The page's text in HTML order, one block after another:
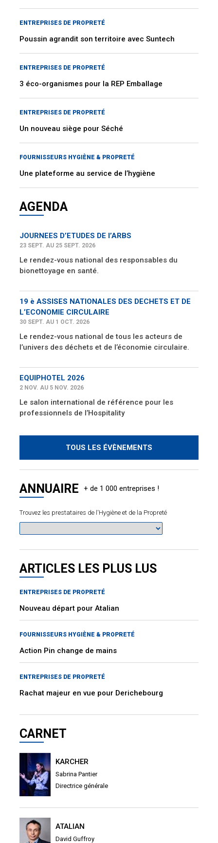
ENTREPRISES DE PROPRETÉ
Poussin agrandit son territoire avec Suntech
ENTREPRISES DE PROPRETÉ
3 éco-organismes pour la REP Emballage
ENTREPRISES DE PROPRETÉ
Un nouveau siège pour Séché
FOURNISSEURS HYGIÈNE & PROPRETÉ
Une plateforme au service de l’hygiène
AGENDA
JOURNEES D’ETUDES DE l’ARBS
23 SEPT. AU 25 SEPT. 2026
Le rendez-vous national des responsables du
bionettoyage en santé.
19 è ASSISES NATIONALES DES DECHETS ET DE
L’ECONOMIE CIRCULAIRE
30 SEPT. AU 1 OCT. 2026
Le rendez-vous national de tous les acteurs de
l’univers des déchets et de l’économie circulaire.
EQUIPHOTEL 2026
2 NOV. AU 5 NOV. 2026
Le salon international de référence pour les
professionnels de l’Hospitality
TOUS LES ÉVÈNEMENTS
ANNUAIRE
Trouvez les prestataires de l'Hygiène et de la Propreté
ARTICLES LES PLUS LUS
ENTREPRISES DE PROPRETÉ
Nouveau départ pour Atalian
FOURNISSEURS HYGIÈNE & PROPRETÉ
Action Pin change de mains
ENTREPRISES DE PROPRETÉ
Rachat majeur en vue pour Derichebourg
CARNET
KARCHER
Sabrina Pantier
Directrice générale
ATALIAN
David Guffroy